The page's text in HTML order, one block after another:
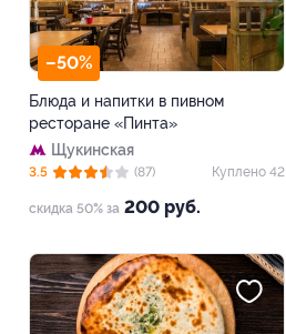
–50%
Блюда и напитки в пивном
ресторане «Пинта»
Щукинская
скидка 50% за 200 руб.
3.5 (87) Куплено 42